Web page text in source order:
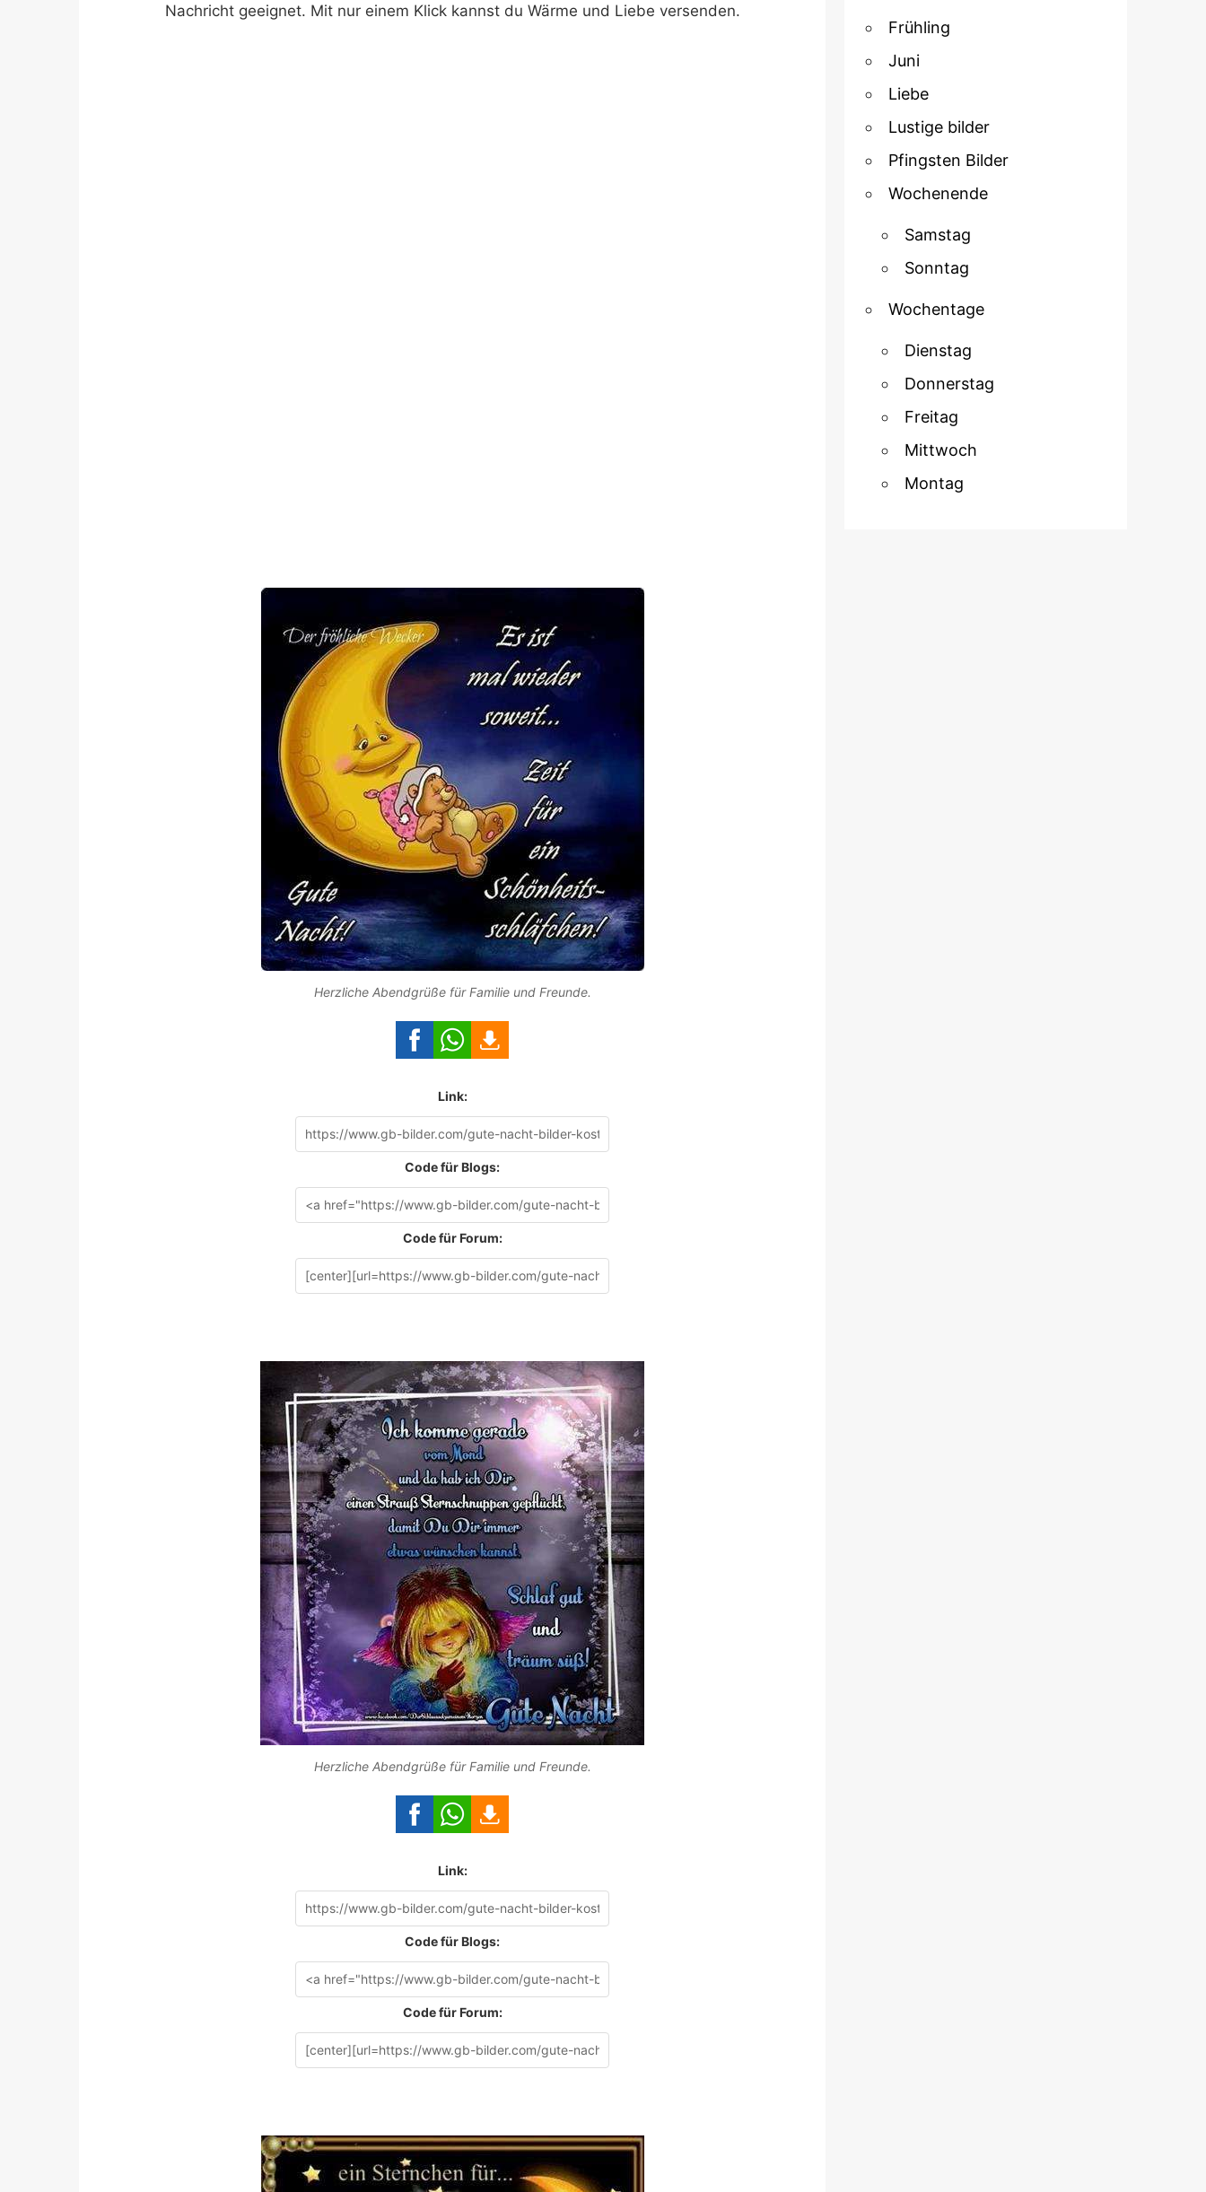
Nachricht geeignet. Mit nur einem Klick kannst du Wärme und Liebe versenden.
Herzliche Abendgrüße für Familie und Freunde.
Link:
Code für Blogs:
Code für Forum:
Herzliche Abendgrüße für Familie und Freunde.
Link:
Code für Blogs:
Code für Forum:
Frühling
Juni
Liebe
Lustige bilder
Pfingsten Bilder
Wochenende
Samstag
Sonntag
Wochentage
Dienstag
Donnerstag
Freitag
Mittwoch
Montag